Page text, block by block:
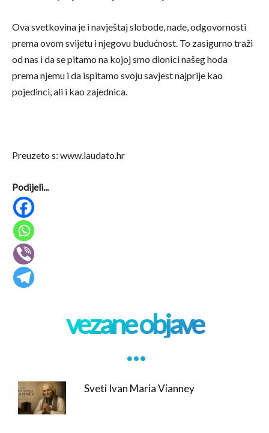
Ova svetkovina je i navještaj slobode, nade, odgovornosti
prema ovom svijetu i njegovu budućnost. To zasigurno traži
od nas i da se pitamo na kojoj smo dionici našeg hoda
prema njemu i da ispitamo svoju savjest najprije kao
pojedinci, ali i kao zajednica.
Preuzeto s: www.laudato.hr
Podijeli...
vezane objave
. . .
Sveti Ivan Maria Vianney